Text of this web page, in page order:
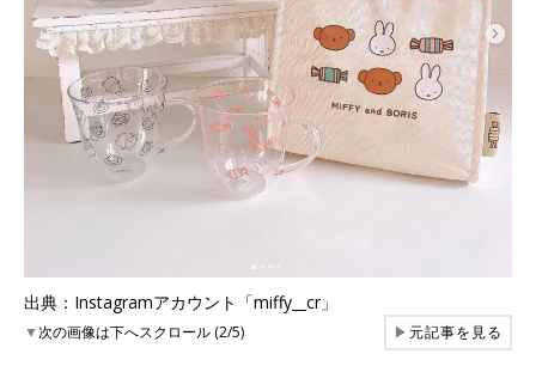
出典：Instagramアカウント「miffy__cr」
▼次の画像は下へスクロール (2/5) ▶元記事を見る